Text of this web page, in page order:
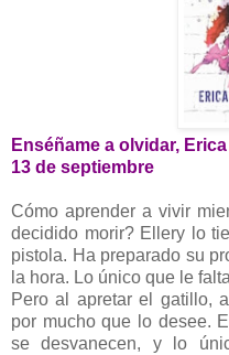
Enséñame a olvidar,
13 de septiembre
Cómo aprender a vivir
decidido morir? Ellery lo
pistola. Ha preparado su
la hora. Lo único que le
Pero al apretar el gatillo,
por mucho que lo desee.
se desvanecen, y lo